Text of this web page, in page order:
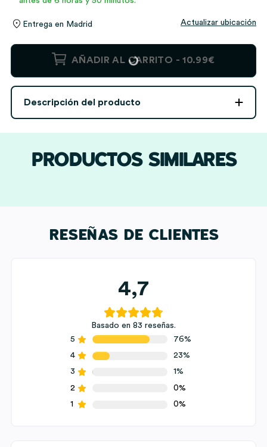
Entrega en Madrid Actualizar ubicación
Tote
Corazones
Nombres
personalizados
AÑADIR AL CARRITO - 10.99€
Descripción del producto
PRODUCTOS SIMILARES
RESEÑAS DE CLIENTES
4,7
Basado en 83 reseñas.
5
76%
4
23%
3
1%
2
0%
1
0%